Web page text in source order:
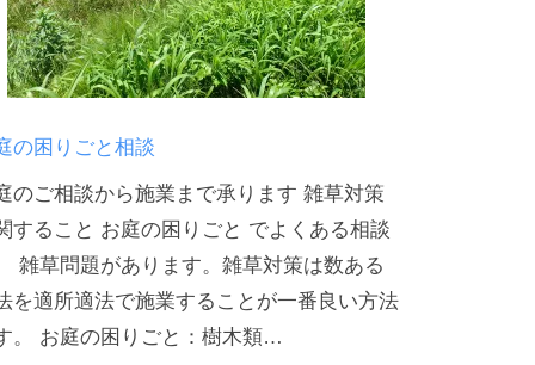
の困りごと相談
のご相談から施業まで承ります 雑草対策
すること お庭の困りごと でよくある相談
雑草問題があります。雑草対策は数ある
を適所適法で施業することが一番良い方法
。 お庭の困りごと：樹木類…